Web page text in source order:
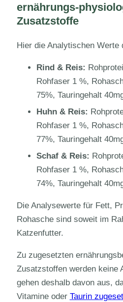
ernährungs-
Zusatzstoffe
Hier die Analytischen Werte
Rind & Reis:
Rohfaser 1 %,
75%, Tauringehalt
Huhn & Reis:
Rohfaser 1 %,
77%, Tauringehalt
Schaf & Reis:
Rohfaser 1 %,
74%, Tauringehalt
Die Analysewerte für Fett,
Rohasche sind soweit im
Katzenfutter.
Zu zugesetzten
Zusatzstoffen werden keine
gehen deshalb davon aus,
Vitamine oder Taurin